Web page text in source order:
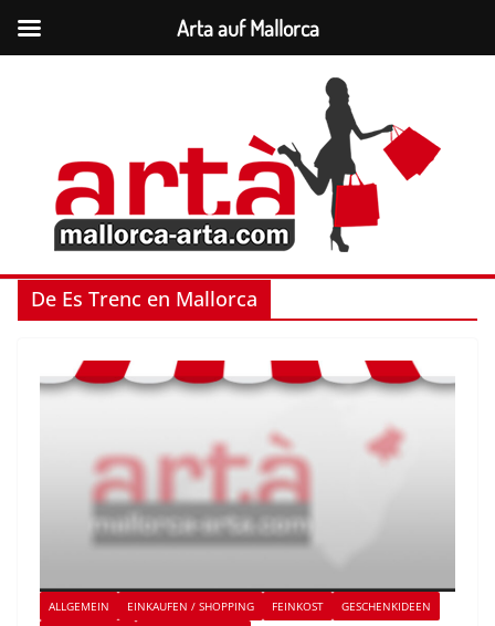
De Es Trenc en Mallorca
ALLGEMEIN EINKAUFEN / SHOPPING FEINKOST
GESCHENKIDEEN
Arta auf Mallorca